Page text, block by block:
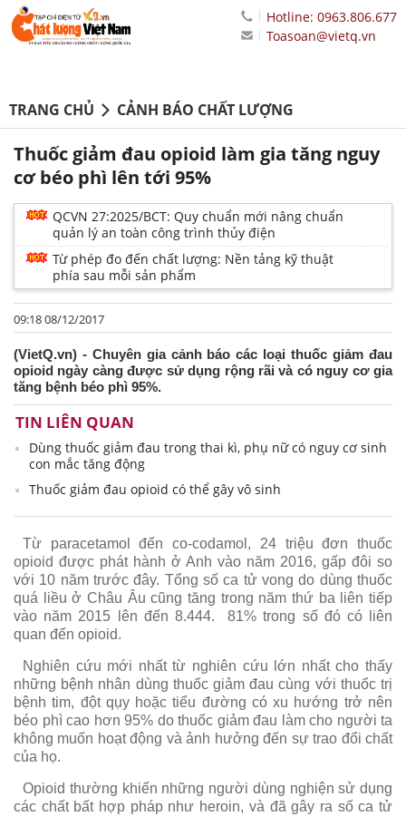
Hotline: 0963.806.677
Toasoan@vietq.vn
TRANG CHỦ CẢNH BÁO CHẤT LƯỢNG
Thuốc giảm đau opioid làm gia tăng nguy
cơ béo phì lên tới 95%
QCVN 27:2025/BCT: Quy chuẩn mới nâng chuẩn
quản lý an toàn công trình thủy điện
Từ phép đo đến chất lượng: Nền tảng kỹ thuật
phía sau mỗi sản phẩm
09:18 08/12/2017
(VietQ.vn) - Chuyên gia cảnh báo các loại thuốc giảm đau
opioid ngày càng được sử dụng rộng rãi và có nguy cơ gia
tăng bệnh béo phì 95%.
TIN LIÊN QUAN
Dùng thuốc giảm đau trong thai kì, phụ nữ có nguy cơ sinh
con mắc tăng động
Thuốc giảm đau opioid có thể gây vô sinh
Từ paracetamol đến co-codamol, 24 triệu đơn thuốc
opioid được phát hành ở Anh vào năm 2016, gấp đôi so
với 10 năm trước đây. Tổng số ca tử vong do dùng thuốc
quá liều ở Châu Âu cũng tăng trong năm thứ ba liên tiếp
vào năm 2015 lên đến 8.444. 81% trong số đó có liên
quan đến opioid.
Nghiên cứu mới nhất từ ​​nghiên cứu lớn nhất cho thấy
những bệnh nhân dùng thuốc giảm đau cùng với thuốc trị
bệnh tim, đột qụy hoặc tiểu đường có xu hướng trở nên
béo phì cao hơn 95% do thuốc giảm đau làm cho người ta
không muốn hoạt động và ảnh hưởng đến sự trao đổi chất
của họ.
Opioid thường khiến những người dùng nghiện sử dụng
các chất bất hợp pháp như heroin, và đã gây ra số ca tử